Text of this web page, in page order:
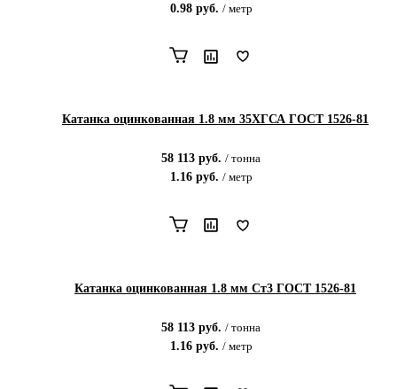
0.98руб. / метр
Катанка оцинкованная 1.8 мм 35ХГСА ГОСТ 1526-81
58 113 руб. / тонна
1.16руб. / метр
Катанка оцинкованная 1.8 мм Ст3 ГОСТ 1526-81
58 113 руб. / тонна
1.16руб. / метр